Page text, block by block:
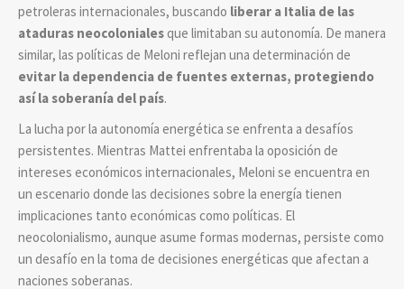
petroleras internacionales, buscando liberar a Italia de las
ataduras neocolonialesque limitaban su autonomía. De manera
similar, las políticas de Meloni reflejan una determinación de
evitar la dependencia de fuentes externas, protegiendo
así la soberanía del país.
La lucha por la autonomía energética se enfrenta a desafíos
persistentes. Mientras Mattei enfrentaba la oposición de
intereses económicos internacionales, Meloni se encuentra en
un escenario donde las decisiones sobre la energía tienen
implicaciones tanto económicas como políticas. El
neocolonialismo, aunque asume formas modernas, persiste como
un desafío en la toma de decisiones energéticas que afectan a
naciones soberanas.